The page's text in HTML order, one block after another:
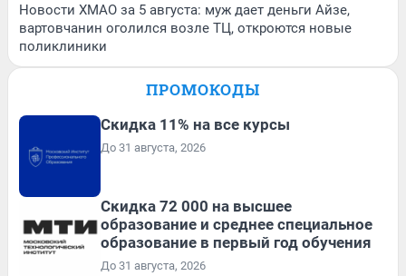
Новости ХМАО за 5 августа: муж дает деньги Айзе,
вартовчанин оголился возле ТЦ, откроются новые
поликлиники
ПРОМОКОДЫ
Скидка 11% на все курсы
До 31 августа, 2026
Скидка 72 000 на высшее
образование и среднее специальное
образование в первый год обучения
До 31 августа, 2026